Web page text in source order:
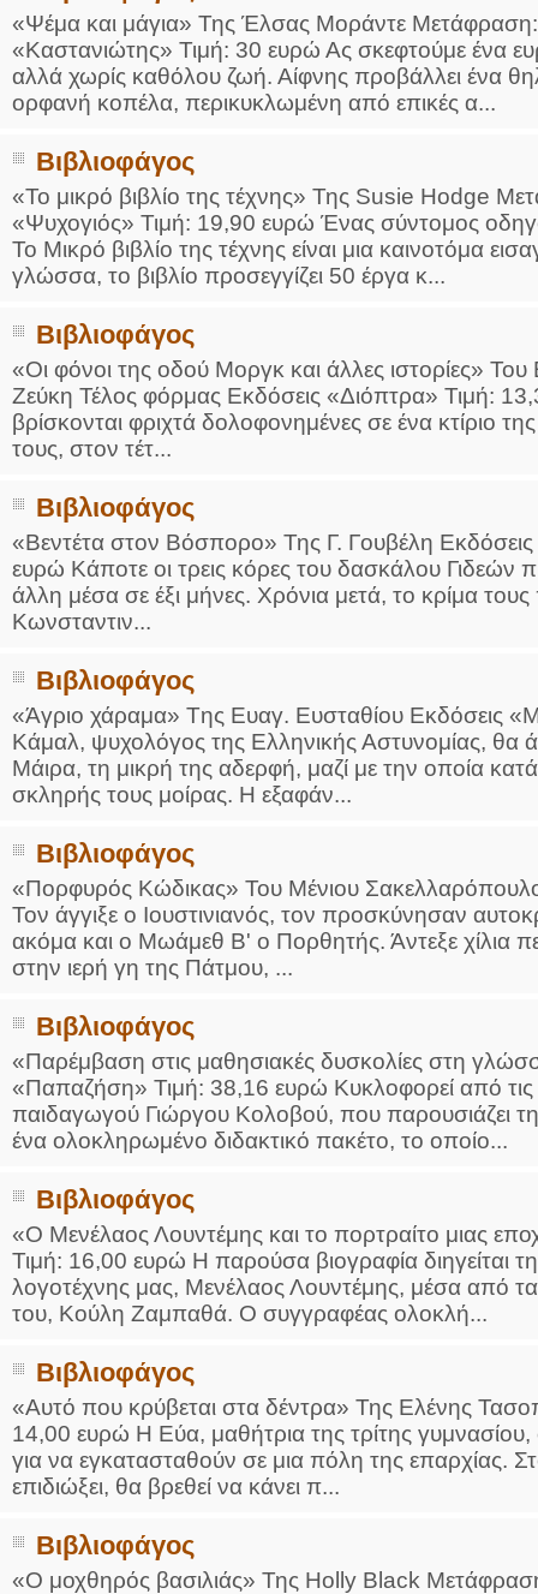
«Ψέμα και μάγια» Της Έλσας Μοράντε
«Καστανιώτης» Τιμή: 30 ευρώ Ας σκεφτούμε ένα
αλλά χωρίς καθόλου ζωή. Αίφνης προβάλλει ένα
ορφανή κοπέλα, περικυκλωμένη από επικές α...
Βιβλιοφάγος
«Το μικρό βιβλίο της τέχνης» Της Susie Hodge
«Ψυχογιός» Τιμή: 19,90 ευρώ Ένας σύντομος
Το Μικρό βιβλίο της τέχνης είναι μια καινοτόμα
γλώσσα, το βιβλίο προσεγγίζει 50 έργα κ...
Βιβλιοφάγος
«Οι φόνοι της οδού Μοργκ και άλλες ιστορίες»
Ζεύκη Τέλος φόρμας Εκδόσεις «Διόπτρα» Τιμή:
βρίσκονται φριχτά δολοφονημένες σε ένα κτίριο
τους, στον τέτ...
Βιβλιοφάγος
«Βεντέτα στον Βόσπορο» Της Γ. Γουβέλη
ευρώ Κάποτε οι τρεις κόρες του δασκάλου Γιδεών
άλλη μέσα σε έξι μήνες. Χρόνια μετά, το κρίμα
Κωνσταντιν...
Βιβλιοφάγος
«Άγριο χάραμα» Tης Ευαγ. Ευσταθίου Εκδόσεις
Κάμαλ, ψυχολόγος της Ελληνικής Αστυνομίας, θα
Μάιρα, τη μικρή της αδερφή, μαζί με την οποία
σκληρής τους μοίρας. Η εξαφάν...
Βιβλιοφάγος
«Πορφυρός Κώδικας» Του Μένιου
Τον άγγιξε ο Ιουστινιανός, τον προσκύνησαν
ακόμα και ο Μωάμεθ Β' ο Πορθητής. Άντεξε χίλια
στην ιερή γη της Πάτμου, ...
Βιβλιοφάγος
«Παρέμβαση στις μαθησιακές δυσκολίες στη
«Παπαζήση» Τιμή: 38,16 ευρώ Κυκλοφορεί από τις
παιδαγωγού Γιώργου Κολοβού, που παρουσιάζει
ένα ολοκληρωμένο διδακτικό πακέτο, το οποίο...
Βιβλιοφάγος
«Ο Μενέλαος Λουντέμης και το πορτραίτο μιας
Τιμή: 16,00 ευρώ Η παρούσα βιογραφία διηγείται
λογοτέχνης μας, Μενέλαος Λουντέμης, μέσα από τα
του, Κούλη Ζαμπαθά. Ο συγγραφέας ολοκλή...
Βιβλιοφάγος
«Αυτό που κρύβεται στα δέντρα» Της Ελένης
14,00 ευρώ Η Εύα, μαθήτρια της τρίτης
για να εγκατασταθούν σε μια πόλη της επαρχίας.
επιδιώξει, θα βρεθεί να κάνει π...
Βιβλιοφάγος
«Ο μοχθηρός βασιλιάς» Της Holly Black